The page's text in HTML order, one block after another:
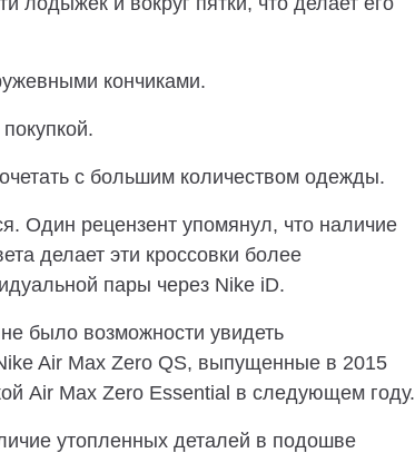
кончиками.
с большим количеством одежды.
Один рецензент упомянул, что наличие
делает эти кроссовки более
пары через Nike iD.
было возможности увидеть
Air Max Zero QS, выпущенные в 2015
Air Max Zero Essential в следующем году.
утопленных деталей в подошве